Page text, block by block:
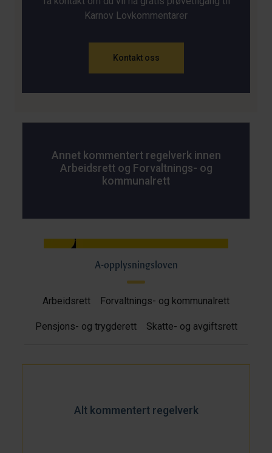
Karnov Lovkommentarer
Kontakt oss
Annet kommentert regelverk innen
Arbeidsrett og Forvaltnings- og
kommunalrett
A-opplysningsloven
Arbeidsrett Forvaltnings- og kommunalrett
Pensjons- og trygderett Skatte- og avgiftsrett
Alt kommentert regelverk